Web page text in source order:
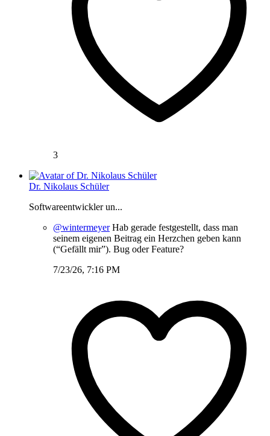
3
Dr. Nikolaus Schüler
Softwareentwickler un...
@wintermeyerHab gerade festgestellt, dass man
seinem eigenen Beitrag ein Herzchen geben kann
(“Gefällt mir”). Bug oder Feature?
7/23/26, 7:16 PM